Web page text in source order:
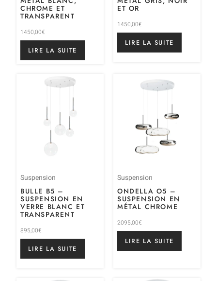
CHROME ET
TRANSPARENT
1450,00€
LIRE LA SUITE
ET OR
1450,00€
LIRE LA SUITE
Suspension
BULLE B5 –
SUSPENSION EN
VERRE BLANC ET
TRANSPARENT
895,00€
LIRE LA SUITE
Suspension
ONDELLA O5 –
SUSPENSION EN
MÉTAL CHROME
2095,00€
LIRE LA SUITE